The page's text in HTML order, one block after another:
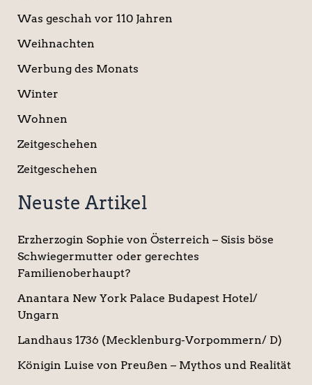
Was geschah vor 110 Jahren
Weihnachten
Werbung des Monats
Winter
Wohnen
Zeitgeschehen
Zeitgeschehen
Neuste Artikel
Erzherzogin Sophie von Österreich – Sisis böse
Schwiegermutter oder gerechtes
Familienoberhaupt?
Anantara New York Palace Budapest Hotel/
Ungarn
Landhaus 1736 (Mecklenburg-Vorpommern/ D)
Königin Luise von Preußen – Mythos und Realität